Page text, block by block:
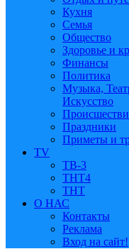
Кухня
Семья
Общество
Здоровье и
Финансы
Политика
Музыка,
Искусство
Праздники
Приметы и
TV
ТВ-3
ТНТ4
ТНТ
О НАС
Контакты
Реклама
Вход на сайт!